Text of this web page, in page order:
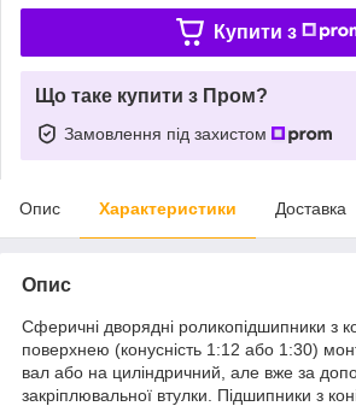
Купити з
Що таке купити з Пром?
Замовлення під захистом
Опис Характеристики Доставка
Опис
Сферичні дворядні роликопідшипники з
поверхнею (конусність 1:12 або 1:30)
вал або на циліндричний, але вже за
закріплювальної втулки. Підшипники з